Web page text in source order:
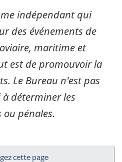
indépendant qui
des événements de
maritime et
est de promouvoir la
Le Bureau n'est pas
déterminer les
pénales.
cette page